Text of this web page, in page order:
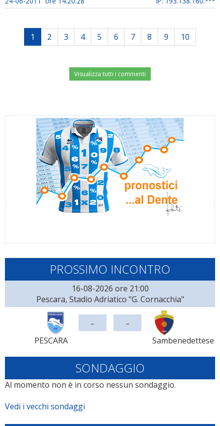
1 2 3 4 5 6 7 8 9 10
Visualizza tutti i commenti
PROSSIMO INCONTRO
16-08-2026 ore 21:00
Pescara, Stadio Adriatico "G. Cornacchia"
PESCARA
- -
Sambenedettese
SONDAGGIO
Al momento non è in corso nessun sondaggio.
Vedi i vecchi sondaggi